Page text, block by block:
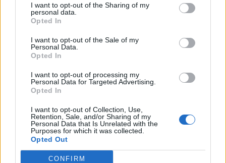
I want to opt-out of the Sharing of my
personal data.
Opted In
I want to opt-out of the Sale of my
Personal Data.
Opted In
I want to opt-out of processing my
Personal Data for Targeted Advertising.
Opted In
I want to opt-out of Collection, Use,
Retention, Sale, and/or Sharing of my
Personal Data that Is Unrelated with the
Purposes for which it was collected.
Opted Out
CONFIRM
Coca-Cola HBC: Άνοδος 11,4%
στα καθαρά κέρδη του α΄
εξαμήνου – Στα 524,4 εκατ.
Cenergy Holdings: Άνοδος 45%
Η συμφωνία Arval-Athlon αναδιαμορφώνει την αγορά leasing
VW: Η δύσκολη εξίσωση της
αναδιάρθρωσης
Alpha Bank: Για πρώτη φορά το
Αρχαίο Θέατρο Επιδαύρου
άνοιξε τις πύλες του σε όλους